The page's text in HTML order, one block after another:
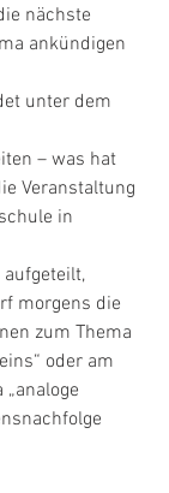
nächste
ankündigen
unter dem
– was hat
Veranstaltung
in
morgens die
zum Thema
oder am